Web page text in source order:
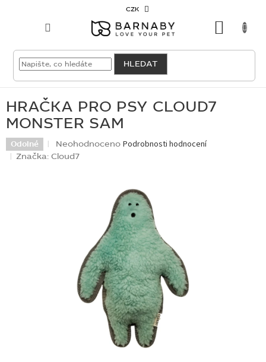
CZK
HLEDAT
VELKOODBĚRATEL
PSY
KOČKY
HRAČKA PRO PSY CLOUD7
MONSTER SAM
Odolné
Průměrné
hodnocení
Neohodnoceno Podrobnosti hodnocení
Značka:Cloud7